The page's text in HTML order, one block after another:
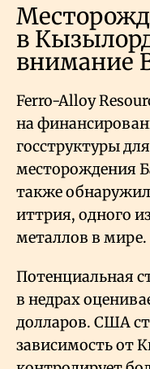
в
внимание
Ferro-Alloy
на
госструктуры
месторождения
также
иттрия, одного
металлов в мире.
Потенциальная
в недрах
долларов. США
зависимость от